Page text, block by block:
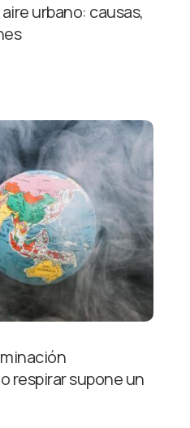
urbano: causas,
respirar supone un